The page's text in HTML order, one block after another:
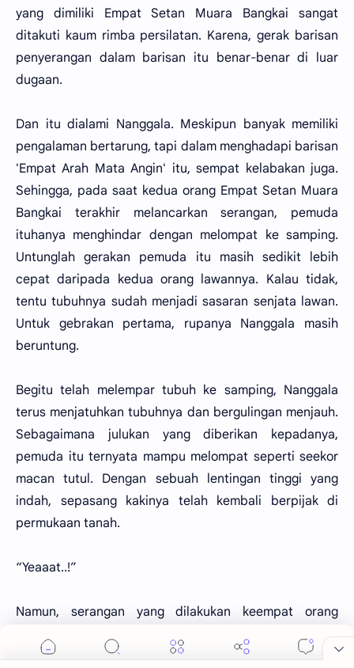
yang dimiliki Empat Setan Muara Bangkai sangat
ditakuti kaum rimba persilatan. Karena, gerak barisan
penyerangan dalam barisan itu benar-benar di luar
dugaan.
Dan itu dialami Nanggala. Meskipun banyak memiliki
pengalaman bertarung, tapi dalam menghadapi barisan
'Empat Arah Mata Angin' itu, sempat kelabakan juga.
Sehingga, pada saat kedua orang Empat Setan Muara
Bangkai terakhir melancarkan serangan, pemuda
ituhanya menghindar dengan melompat ke samping.
Untunglah gerakan pemuda itu masih sedikit lebih
cepat daripada kedua orang lawannya. Kalau tidak,
tentu tubuhnya sudah menjadi sasaran senjata lawan.
Untuk gebrakan pertama, rupanya Nanggala masih
beruntung.
Begitu telah melempar tubuh ke samping, Nanggala
terus menjatuhkan tubuhnya dan bergulingan menjauh.
Sebagaimana julukan yang diberikan kepadanya,
pemuda itu ternyata mampu melompat seperti seekor
macan tutul. Dengan sebuah lentingan tinggi yang
indah, sepasang kakinya telah kembali berpijak di
permukaan tanah.
“Yeaaat..!”
Namun, serangan yang dilakukan keempat orang
lawannya itu ternyata tidak hanya sampai disitu saja.
Baru saja kedua kaki Nanggala menginjak tanah,